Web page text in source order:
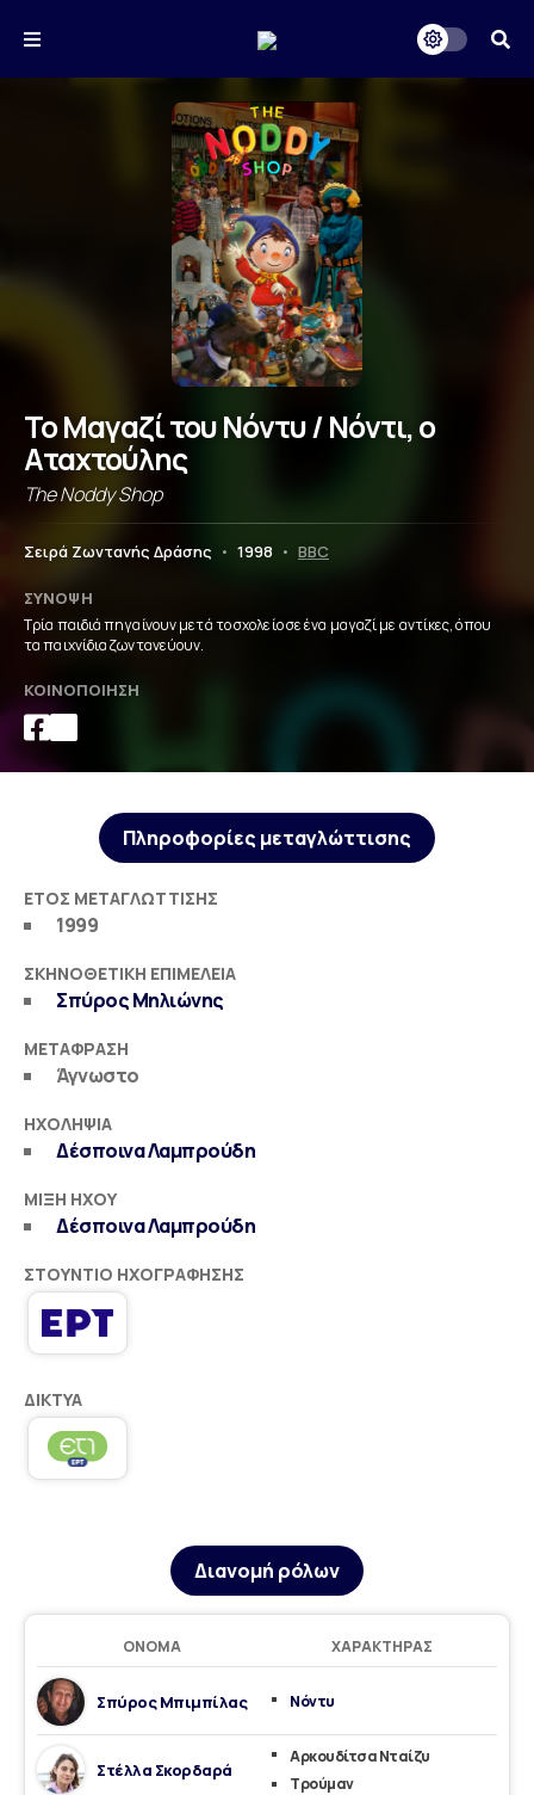
Το Μαγαζί του Νόντυ / Νόντι, ο
Αταχτούλης
The Noddy Shop
Σειρά Ζωντανής Δράσης • 1998 • BBC
ΣΎΝΟΨΗ
Τρία παιδιά πηγαίνουν μετά το σχολείο σε ένα μαγαζί με αντίκες, όπου
τα παιχνίδια ζωντανεύουν.
ΚΟΙΝΟΠΟΊΗΣΗ
Πληροφορίες μεταγλώττισης
ΈΤΟΣ ΜΕΤΑΓΛΏΤΤΙΣΗΣ
1999
ΣΚΗΝΟΘΕΤΙΚΉ ΕΠΙΜΈΛΕΙΑ
Σπύρος Μηλιώνης
ΜΕΤΆΦΡΑΣΗ
Άγνωστο
ΗΧΟΛΗΨΊΑ
Δέσποινα Λαμπρούδη
ΜΊΞΗ ΉΧΟΥ
Δέσποινα Λαμπρούδη
ΣΤΟΎΝΤΙΟ ΗΧΟΓΡΆΦΗΣΗΣ
ΔΊΚΤΥΑ
Διανομή ρόλων
ΌΝΟΜΑ ΧΑΡΑΚΤΉΡΑΣ
Σπύρος Μπιμπίλας Νόντυ
Στέλλα Σκορδαρά
Αρκουδίτσα Νταίζυ
Τρούμαν